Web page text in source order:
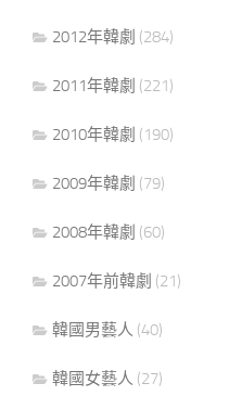
2012年韓劇 (284)
2011年韓劇 (221)
2010年韓劇 (190)
2009年韓劇 (79)
2008年韓劇 (60)
2007年前韓劇 (21)
韓國男藝人 (40)
韓國女藝人 (27)